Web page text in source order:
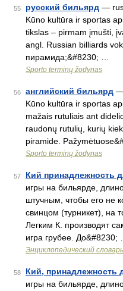
55 русский бильярд —
Kūno kultūra ir sportas
tikslas – pirmam įmušti,
angl. Russian billiards
пирамида;&#8230; …
Sporto terminų žodynas
56 английский бильярд —
Kūno kultūra ir sportas
mažais rutuliais ant
raudonų rutulių, kurių
piramide.
Sporto terminų žodynas
57 Кий принадлежность
игры на бильярде,
штучным, чтобы его не
свинцом (турникет), на
Легким К. производят
игра грубее. До&#8230; …
Энциклопедический
58 Кий, принадлежность
игры на бильярде,